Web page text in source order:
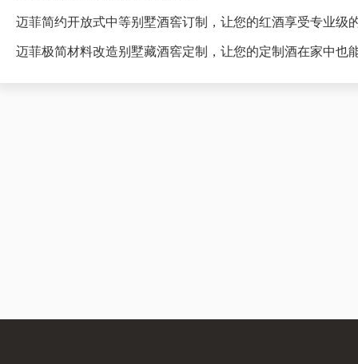
迈菲简约开放式中等别墅酒窖订制，让您的红酒享受专业级
迈菲极简材料改造别墅藏酒窖定制，让您的定制酒在家中也